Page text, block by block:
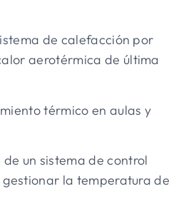
de calefacción por
aerotérmica de última
térmico en aulas y
un sistema de control
la temperatura de